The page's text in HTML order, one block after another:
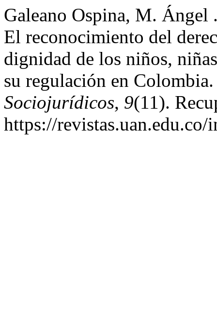
Galeano Ospina, M.
El reconocimiento del
dignidad de los niños,
su regulación en
Sociojurídicos, 9(11).
https://